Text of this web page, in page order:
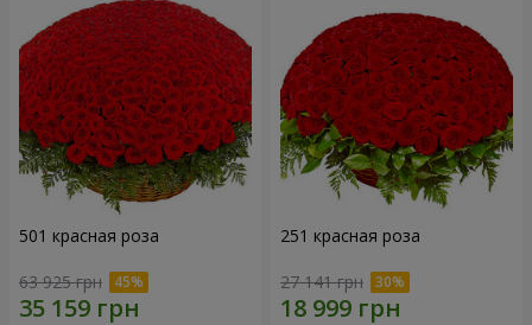
501 красная роза
63 925 грн
251 красная роза
27 141 грн